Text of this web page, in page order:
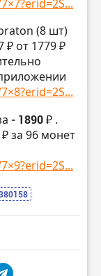
(8 шт)
₽ от 1779 ₽
- 1890 ₽ .
за 96 монет